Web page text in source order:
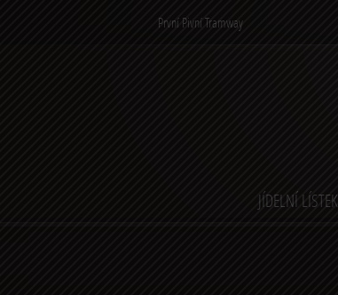
První Pivní Tramway
JÍDELNÍ LÍSTEK